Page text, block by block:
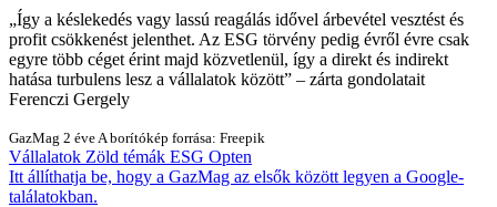
Így a késlekedés vagy lassú reagálás idővel árbevétel vesztést és
profit csökkenést jelenthet. Az ESG törvény pedig évről évre csak
egyre több céget érint majd közvetlenül, így a direkt és indirekt
hatása turbulens lesz a vállalatok között
– zárta gondolatait
Ferenczi Gergely
GazMag 2 éve A borítókép forrása: Freepik
Vállalatok Zöld témák ESG Opten
Itt állíthatja be, hogy a GazMag az elsők között legyen a Google-
találatokban.